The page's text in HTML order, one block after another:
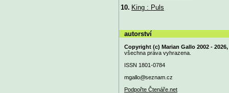
10. King : Puls
autorství
Copyright (c) Marian Gallo 2002 - 2026,
všechna práva vyhrazena.
ISSN 1801-0784
mgallo@seznam.cz
Podpořte Čtenáře.net